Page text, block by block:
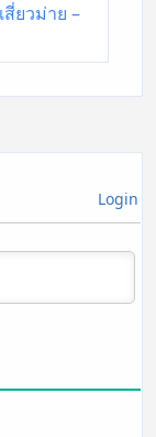
ยวม่าย –
Login